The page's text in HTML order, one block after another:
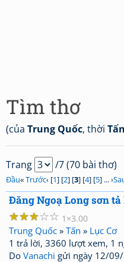
Tìm thơ
(của Trung Quốc, thời Tấn
Trang /7 (70 bài thơ)
Đầu«Trước‹ [1] [2] [3] [4] [5] ... ›
Đăng Ngoạ Long sơn
☆
☆
☆
☆
☆ 1 3.00
Trung Quốc » Tấn » Lục Cơ
1 trả lời, 3360 lượt xem, 1
Do Vanachi gửi ngày 12/